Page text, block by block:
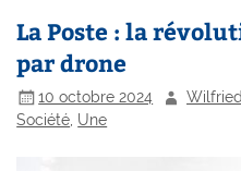
La Poste : la
par drone
10 octobre 2024
Société Une